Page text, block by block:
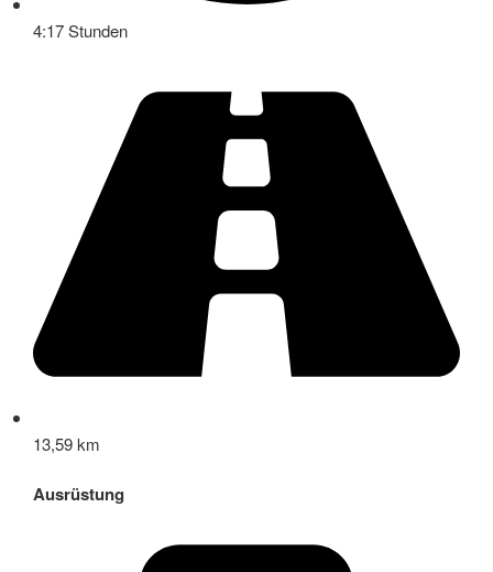
4:17 Stunden
13,59 km
Ausrüstung